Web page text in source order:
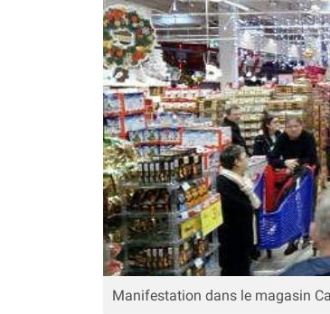
Manifestation dans le magasin